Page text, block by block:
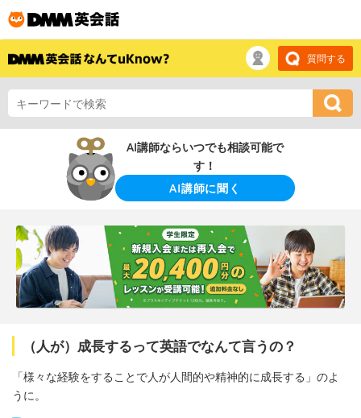
質問する
AI講師ならいつでも相談可能で
す！
AI講師に聞く
（人が）成長するって英語でなんて言うの？
「様々な経験をすることで人が人間的や精神的に成長する」のよ
うに。